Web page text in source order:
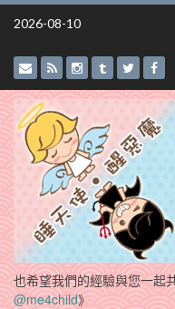
Skip
2026-08-10
也希望我們的經驗與您一起
@me4child》